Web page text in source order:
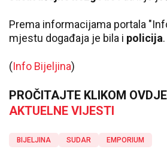
Prema informacijama portala
mjestu događaja je bila i policija.
(Info Bijeljina)
PROČITAJTE KLIKOM OVDJE
AKTUELNE VIJESTI
BIJELJINA SUDAR EMPORIUM